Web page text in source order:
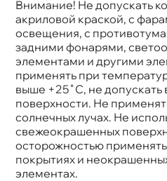
нимание! Не допускать
акриловой краской, с
освещения, с
задними фонарями,
элементами и другими
применять при
ыше +25˚С, не допускать
поверхности. Не
солнечных лучах. Не
свежеокрашенных
осторожностью
покрытиях и
элементах.